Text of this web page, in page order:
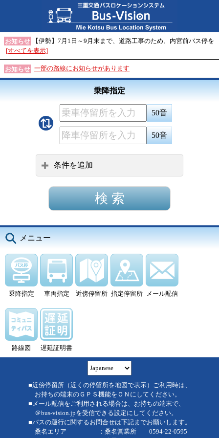
お知らせ
【伊勢】7月1日～9月末まで、道路工事のため、内宮前バス停を
[すべてを表示]
お知らせ 一部の路線にお知らせがあります
乗降指定
50音
50音
条件を追加
メニュー
乗降指定 車両指定 近傍停留所 指定停留所 メール配信
路線図 遅延証明書
■近傍停留所（近くの停留所を地図で表示）ご利用時は、
お持ちの端末のＧＰＳ機能をＯＮにしてください。
■メール配信をご利用される場合は、お持ちの端末で、
＠bus-vision.jpを受信できる設定にしてください。
■バスの運行に関するお問合せは下記までお願いします。
桑名エリア ：桑名営業所 0594-22-0595